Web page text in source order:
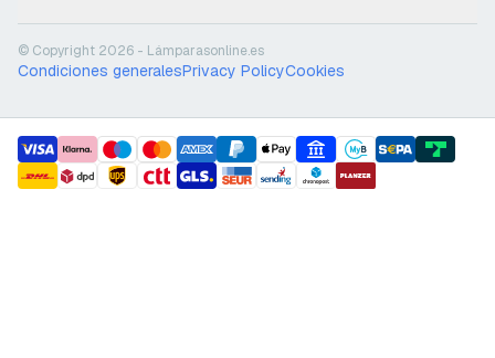
© Copyright 2026 - Lámparasonline.es
Condiciones generalesPrivacy PolicyCookies
payment methods
shipment methods